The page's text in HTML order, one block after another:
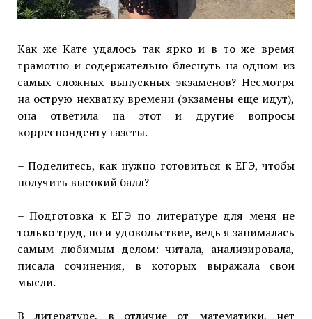
Как же Кате удалось так ярко и в то же время
грамотно и содержательно блеснуть на одном из
самых сложных выпускных экзаменов? Несмотря
на острую нехватку времени (экзамены еще идут),
она ответила на этот и другие вопросы
корреспонденту газеты.
– Поделитесь, как нужно готовиться к ЕГЭ, чтобы
получить высокий балл?
– Подготовка к ЕГЭ по литературе для меня не
только труд, но и удовольствие, ведь я занималась
самым любимым делом: читала, анализировала,
писала сочинения, в которых выражала свои
мысли.
В литературе, в отличие от математики, нет